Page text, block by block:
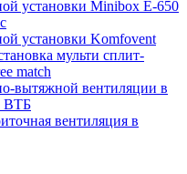
установки Minibox E-650
установки Komfovent
мульти сплит-
match
вытяжной вентиляции в
ВТБ
вентиляция в